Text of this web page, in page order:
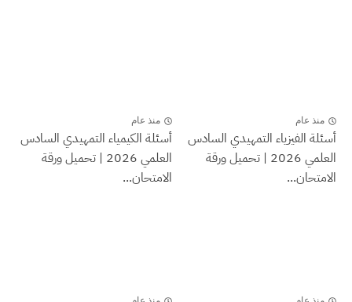
منذ عام
أسئلة الفيزياء التمهيدي السادس
العلمي 2026 | تحميل ورقة
الامتحان...
منذ عام
أسئلة الكيمياء التمهيدي السادس
العلمي 2026 | تحميل ورقة
الامتحان...